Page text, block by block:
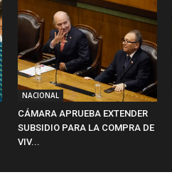
NACIONAL
CÁMARA APRUEBA EXTENDER
SUBSIDIO PARA LA COMPRA DE
VIV...